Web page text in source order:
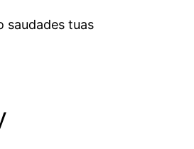
saudades tuas